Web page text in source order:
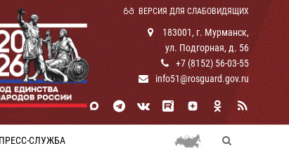
ВЕРСИЯ ДЛЯ СЛАБОВИДЯЩИХ
183001, г. Мурманск,
ул. Подгорная, д. 56
+7 (8152) 56-03-55
info51@rosguard.gov.ru
ПРЕСС-СЛУЖБА